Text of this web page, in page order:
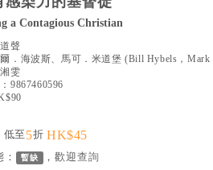
a Contagious Christian
道聲
爾．海波斯、馬可．米道堡 (Bill Hybels，Mark
雯
9867460596
低至 5折 HK$45
暫缺 ，歡迎查詢